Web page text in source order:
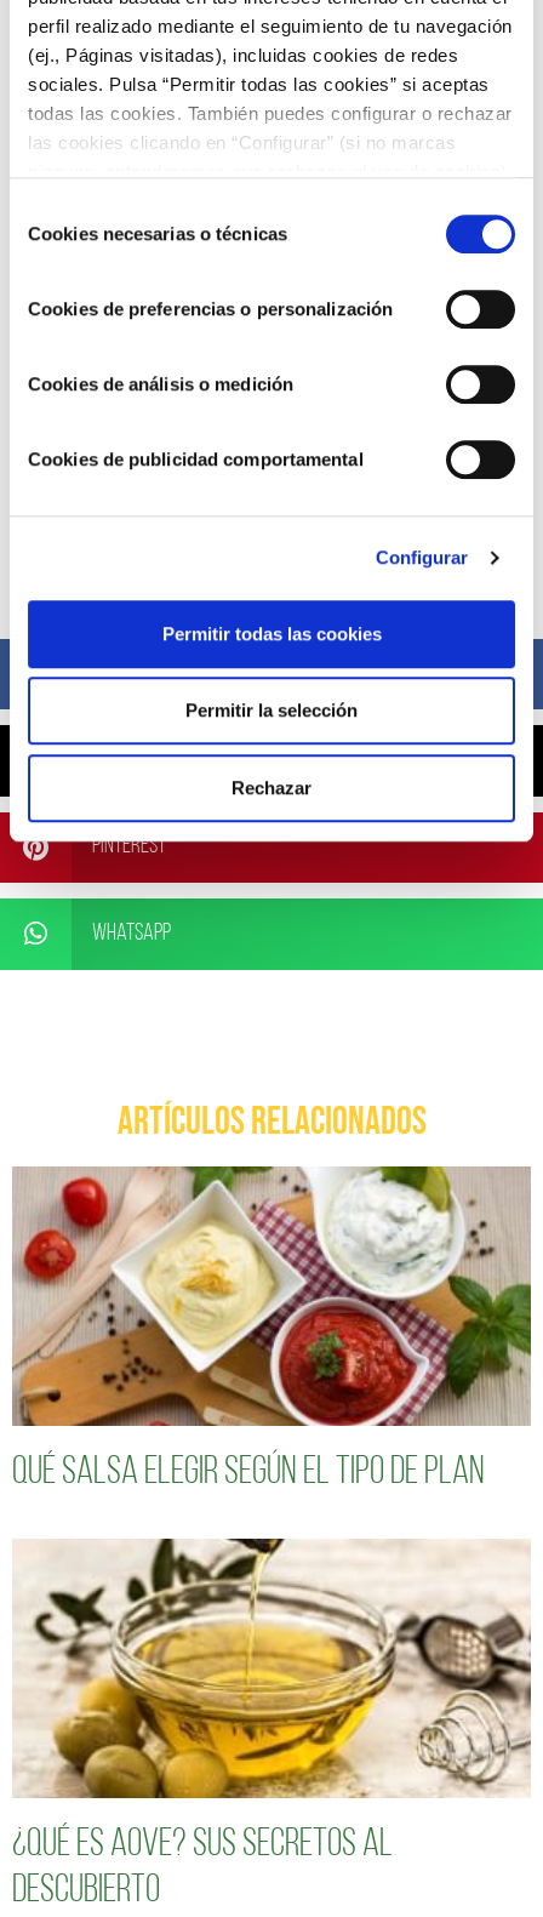
perfil realizado mediante el seguimiento de tu navegación
(ej., Páginas visitadas), incluidas cookies de redes
sociales. Pulsa “Permitir todas las cookies” si aceptas
todas las cookies. También puedes configurar o rechazar
las cookies clicando en “Configurar” (si no marcas
COOKIES.
deCookies necesarias o técnicas
Cookies de preferencias o personalización
Cookies de análisis o medición
Cookies de publicidad comportamental
Configurar
Permitir todas las cookies
Permitir la selección
Rechazar
adaptan a todas las situaciones y gozan de gran aceptación
internacionalmente.Conoce los mejores vinos alicantinos
con Chovi y disfruta de una denominación de origen con
Compártelo ahora
Facebook
X
Pinterest
WhatsApp
ARTÍCULOS RELACIONADOS
Qué salsa elegir según el tipo de plan
¿Qué es AOVE? Sus secretos al
descubierto